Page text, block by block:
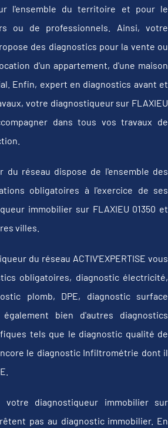
l'ensemble du territoire et pour le
ou de professionnels. Ainsi, votre
des diagnostics pour la vente ou
d'un appartement, d'une maison
Enfin, expert en diagnostics avant et
votre diagnostiqueur sur FLAXIEU
dans tous vos travaux de
du réseau dispose de l'ensemble des
obligatoires à l'exercice de ses
immobilier sur FLAXIEU 01350 et
villes.
du réseau ACTIV'EXPERTISE vous
obligatoires, diagnostic électricité,
plomb, DPE, diagnostic surface
bien d'autres diagnostics
tels que le diagnostic qualité de
le diagnostic Infiltrométrie dont il
votre diagnostiqueur immobilier sur
pas au diagnostic immobilier. En